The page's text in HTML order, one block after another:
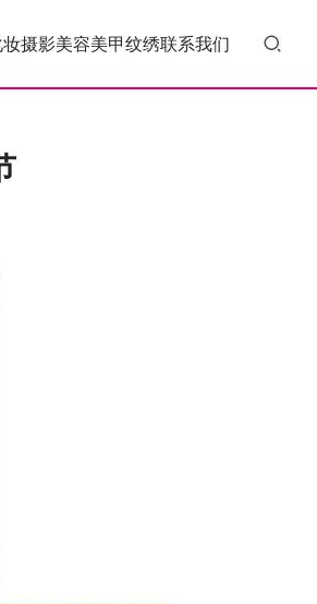
摄影美容美甲纹绣联系我们